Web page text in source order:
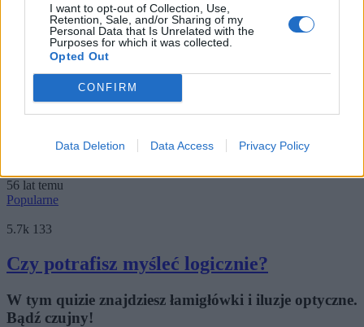
I want to opt-out of Collection, Use,
Retention, Sale, and/or Sharing of my
Personal Data that Is Unrelated with the
Purposes for which it was collected.
Opted Out
CONFIRM
Data Deletion Data Access Privacy Policy
4 mężczyzn w kapeluszach - który z nich
wygra?
Czterech mężczyzn poddano pewnemu
eksperymentowi. Tylko jeden z nich wygrał. Czy
56 lat temu
Popularne
5.7k 133
Czy potrafisz myśleć logicznie?
W tym quizie znajdziesz łamigłówki i iluzje optyczne.
Bądź czujny!